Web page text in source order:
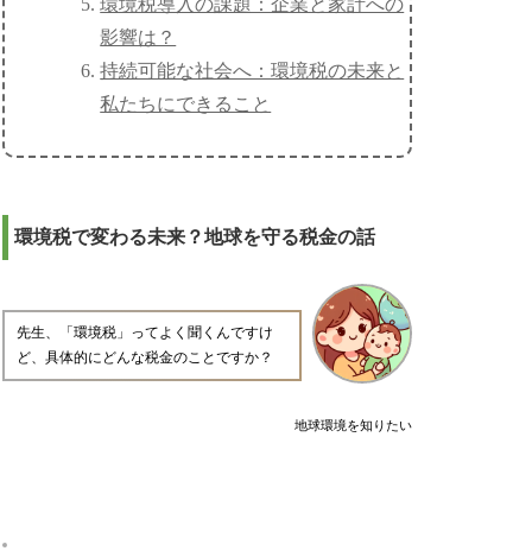
環境税導入の課題：企業と家計への
影響は？
持続可能な社会へ：環境税の未来と
私たちにできること
環境税で変わる未来？地球を守る税金の話
地球環境を知りたい
先生、「環境税」ってよく聞くんですけ
ど、具体的にどんな税金のことですか？